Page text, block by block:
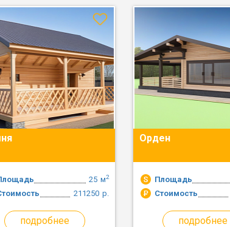
м2
25
р.
211250
подробнее
Орден
Площадь
Стоимость
подробнее